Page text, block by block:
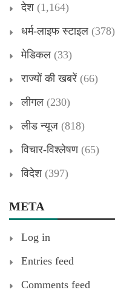
देश (1,164)
धर्म-लाइफ स्टाइल (378)
मेडिकल (33)
राज्यों की खबरें (66)
लीगल (230)
लीड न्यूज (818)
विचार-विश्लेषण(65)
विदेश (397)
META
Log in
Entries feed
Comments feed